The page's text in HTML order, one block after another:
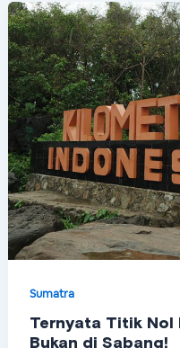
Sumatra
Ternyata Titik Nol
Bukan di Sabang!